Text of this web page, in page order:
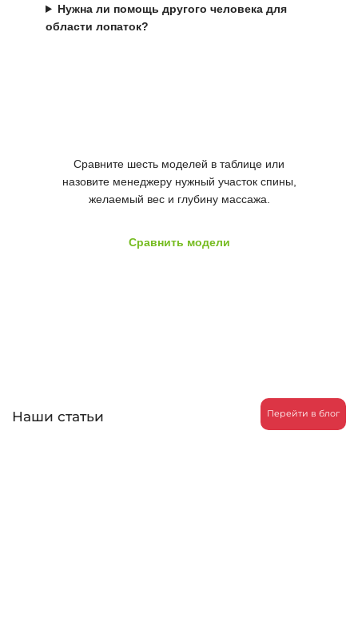
Нужна ли помощь другого человека для
области лопаток?
Сравните шесть моделей в таблице или
назовите менеджеру нужный участок спины,
желаемый вес и глубину массажа.
Сравнить модели
Наши статьи Перейти в блог